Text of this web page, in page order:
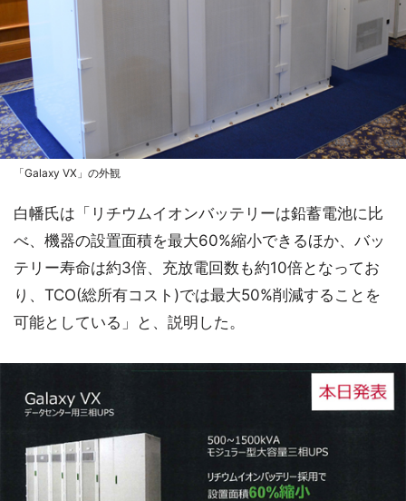
「Galaxy VX」の外観
白幡氏は「リチウムイオンバッテリーは鉛蓄電池に比
べ、機器の設置面積を最大60%縮小できるほか、バッ
テリー寿命は約3倍、充放電回数も約10倍となってお
り、TCO(総所有コスト)では最大50%削減することを
可能としている」と、説明した。